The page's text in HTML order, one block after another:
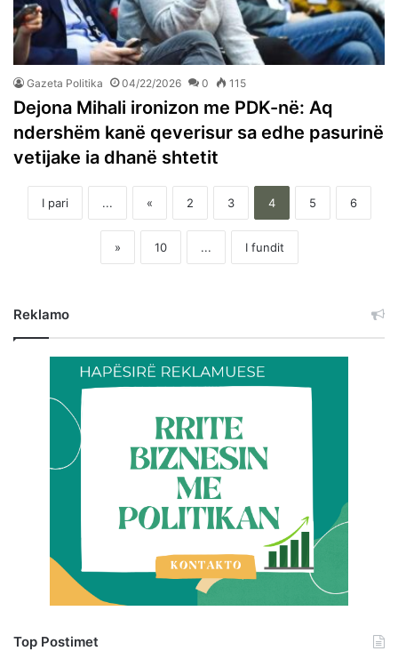
Gazeta Politika 04/22/2026 0 115
Dejona Mihali ironizon me PDK-në: Aq
ndershëm kanë qeverisur sa edhe pasurinë
vetijake ia dhanë shtetit
I pari ... « 2 3 4 5 6
» 10 ... I fundit
Reklamo
Top Postimet